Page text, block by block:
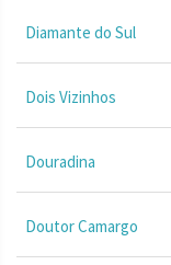
Diamante do Sul
Dois Vizinhos
Douradina
Doutor Camargo